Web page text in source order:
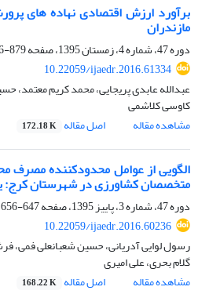
برآورد ارزش اقتصادی نهاده های
مازندران
دوره 47، شماره 4، زمستان 1395، صفحه
879-886
10.22059/ijaedr.2016.61334
عبدالله عابدی پریجایی، محمد کریم معتمد،
کاوسی کلاشمی
مشاهده مقاله
اصل مقاله 172.18 K
الگویی از عوامل محدودکننده مصرف
متخصصان کشاورزی در شهرستان کرج:
دوره 47، شماره 3، پاییز 1395، صفحه
647-656
10.22059/ijaedr.2016.60236
رسول لوایی آدریانی، حسین شعبانعلی فمی،
گلام بحری، علی امیری
مشاهده مقاله
اصل مقاله 168.22 K